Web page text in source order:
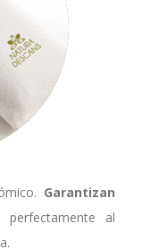
Garantizan
perfectamente al